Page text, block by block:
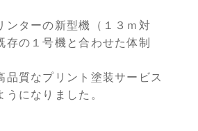
ンターの新型機（１３ｍ対
存の１号機と合わせた体制
品質なプリント塗装サービス
になりました。